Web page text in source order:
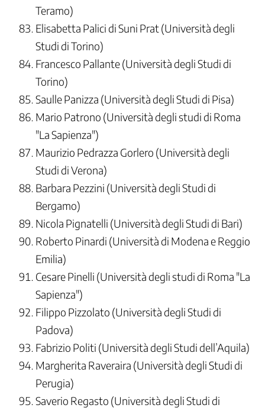
Teramo)
Elisabetta Palici di Suni Prat (Università degli
Studi di Torino)
Francesco Pallante (Università degli Studi di
Torino)
Saulle Panizza (Università degli Studi di Pisa)
Mario Patrono (Università degli studi di Roma
"La Sapienza")
Maurizio Pedrazza Gorlero (Università degli
Studi di Verona)
Barbara Pezzini (Università degli Studi di
Bergamo)
Nicola Pignatelli (Università degli Studi di Bari)
Roberto Pinardi (Università di Modena e Reggio
Emilia)
Cesare Pinelli (Università degli studi di Roma "La
Sapienza")
Filippo Pizzolato (Università degli Studi di
Padova)
Fabrizio Politi (Università degli Studi dell’Aquila)
Margherita Raveraira (Università degli Studi di
Perugia)
Saverio Regasto (Università degli Studi di